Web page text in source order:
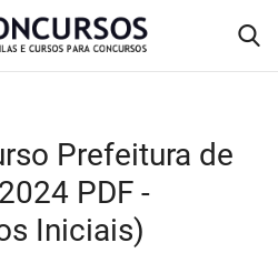
Prefeitura de
PDF -
Iniciais)